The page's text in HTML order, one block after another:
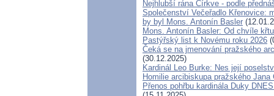
Nejhlubší rána Církve - podle
Společenství Večeřadlo Křenovice:
by byl Mons. Antonín Basler
Mons. Antonín Basler: Od chvíle
Pastýřský list k Novému roku 2026
Čeká se na jmenování pražského
(30.12.2025)
Kardinál Leo Burke: Nes její
Homilie arcibiskupa pražského
Přenos pohřbu kardinála Duky